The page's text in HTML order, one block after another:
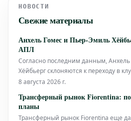
НОВОСТИ
Свежие материалы
Анхель Гомес и Пьер-Эмиль
АПЛ
Согласно последним данным,
Хёйбьерг склоняются к переходу в
Премьер-лиги. Оба игрока, по всей
8 августа 2026 г.
Трансферный рынок Fiorentina:
планы
Трансферный рынок Fiorentina еще